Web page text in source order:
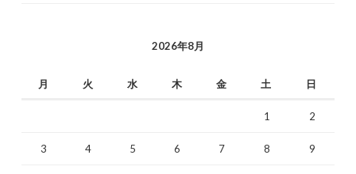
2026年8月
月 火 水 木 金 土 日
1 2
3 4 5 6 7 8 9